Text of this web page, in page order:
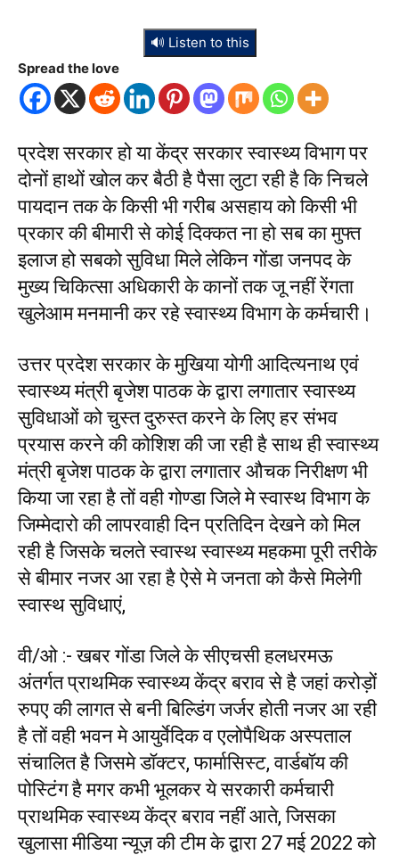
🔊 Listen to this
Spread the love
प्रदेश सरकार हो या केंद्र सरकार स्वास्थ्य विभाग पर
दोनों हाथों खोल कर बैठी है पैसा लुटा रही है कि निचले
पायदान तक के किसी भी गरीब असहाय को किसी भी
प्रकार की बीमारी से कोई दिक्कत ना हो सब का मुफ्त
इलाज हो सबको सुविधा मिले लेकिन गोंडा जनपद के
मुख्य चिकित्सा अधिकारी के कानों तक जू नहीं रेंगता
खुलेआम मनमानी कर रहे स्वास्थ्य विभाग के कर्मचारी।
उत्तर प्रदेश सरकार के मुखिया योगी आदित्यनाथ एवं
स्वास्थ्य मंत्री बृजेश पाठक के द्वारा लगातार स्वास्थ्य
सुविधाओं को चुस्त दुरुस्त करने के लिए हर संभव
प्रयास करने की कोशिश की जा रही है साथ ही स्वास्थ्य
मंत्री बृजेश पाठक के द्वारा लगातार औचक निरीक्षण भी
किया जा रहा है तों वही गोण्डा जिले मे स्वास्थ विभाग के
जिम्मेदारो की लापरवाही दिन प्रतिदिन देखने को मिल
रही है जिसके चलते स्वास्थ स्वास्थ्य महकमा पूरी तरीके
से बीमार नजर आ रहा है ऐसे मे जनता को कैसे मिलेगी
स्वास्थ सुविधाएं,
वी/ओ :- खबर गोंडा जिले के सीएचसी हलधरमऊ
अंतर्गत प्राथमिक स्वास्थ्य केंद्र बराव से है जहां करोड़ों
रुपए की लागत से बनी बिल्डिंग जर्जर होती नजर आ रही
है तों वही भवन मे आयुर्वेदिक व एलोपैथिक अस्पताल
संचालित है जिसमे डॉक्टर, फार्मासिस्ट, वार्डबॉय की
पोस्टिंग है मगर कभी भूलकर ये सरकारी कर्मचारी
प्राथमिक स्वास्थ्य केंद्र बराव नहीं आते, जिसका
खुलासा मीडिया न्यूज़ की टीम के द्वारा 27 मई 2022 को